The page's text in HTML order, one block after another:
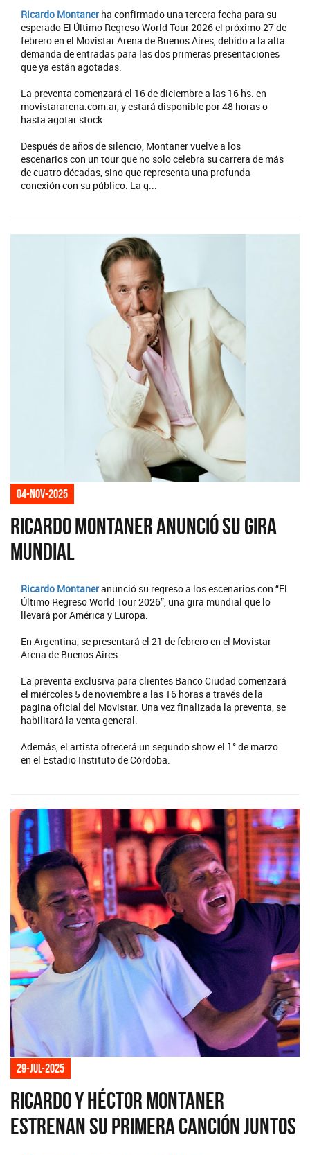
Ricardo Montaner ha confirmado una tercera fecha para su
esperado El Último Regreso World Tour 2026 el próximo 27 de
febrero en el Movistar Arena de Buenos Aires, debido a la alta
demanda de entradas para las dos primeras presentaciones
que ya están agotadas.
La preventa comenzará el 16 de diciembre a las 16 hs. en
movistararena.com.ar, y estará disponible por 48 horas o
hasta agotar stock.
Después de años de silencio, Montaner vuelve a los
escenarios con un tour que no solo celebra su carrera de más
de cuatro décadas, sino que representa una profunda
conexión con su público. La g...
04-nov-2025
Ricardo Montaner anunció su gira
mundial
Ricardo Montaneranunció su regreso a los escenarios con “El
Último Regreso World Tour 2026”, una gira mundial que lo
llevará por América y Europa.
En Argentina, se presentará el 21 de febrero en el Movistar
Arena de Buenos Aires.
La preventa exclusiva para clientes Banco Ciudad comenzará
el miércoles 5 de noviembre a las 16 horas a través de la
pagina oficial del Movistar. Una vez finalizada la preventa, se
habilitará la venta general.
Además, el artista ofrecerá un segundo show el 1° de marzo
en el Estadio Instituto de Córdoba.
29-jul-2025
Ricardo y Héctor Montaner
estrenan su primera canción juntos